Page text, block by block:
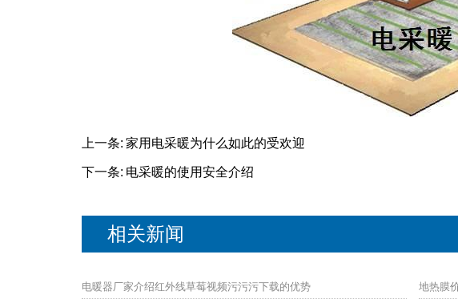
上一条: 家用电采暖为什么如此的受欢迎
下一条: 电采暖的使用安全介绍
相关新闻
电暖器厂家介绍红外线草莓视频污污污下载的优势 地热膜